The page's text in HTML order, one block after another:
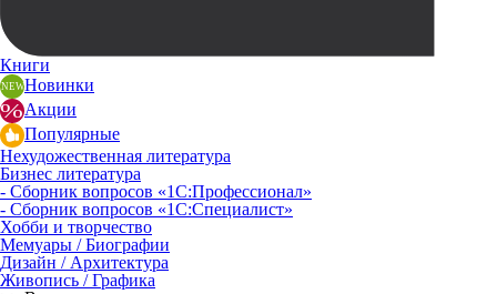
Книги
Новинки
Акции
Популярные
Нехудожественная литература
Бизнес литература
- Сборник вопросов «1С:Профессионал»
- Сборник вопросов «1С:Специалист»
Хобби и творчество
Мемуары / Биографии
Дизайн / Архитектура
Живопись / Графика